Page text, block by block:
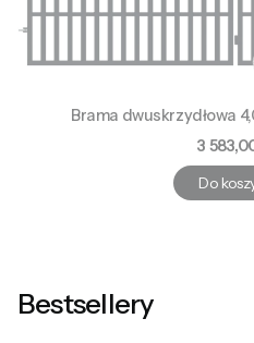
Brama dwuskrzydłowa
Cena
3
Do
Bestsellery